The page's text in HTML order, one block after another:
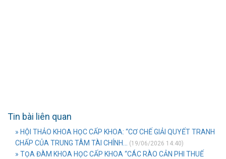
Tin bài liên quan
» HỘI THẢO KHOA HỌC CẤP KHOA: “CƠ CHẾ GIẢI QUYẾT TRANH
CHẤP CỦA TRUNG TÂM TÀI CHÍNH...
(19/06/2026 14:40)
» TỌA ĐÀM KHOA HỌC CẤP KHOA “CÁC RÀO CẢN PHI THUẾ